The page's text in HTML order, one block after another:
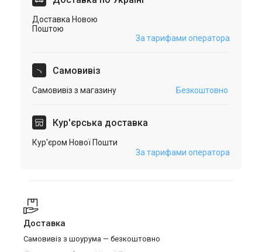
Доставка Новою
Поштою
За тарифами оператора
Самовивіз
Самовивіз з магазину Безкоштовно
Кур'єрська доставка
Кур'єром Нової Пошти
За тарифами оператора
Доставка
Самовивіз з шоурума — безкоштовно